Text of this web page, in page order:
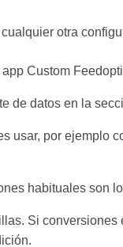
otra
Custom
de datos en la
usar, por ejemplo
habituales son
Si